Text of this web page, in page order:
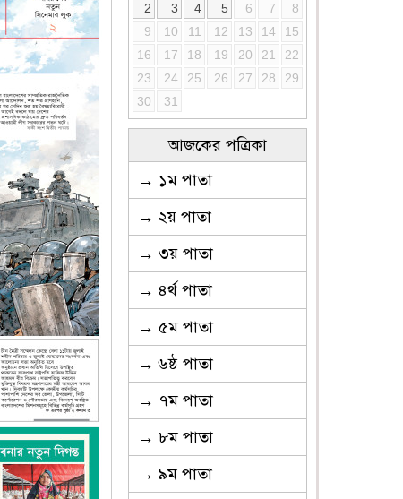
2
3 4 5 6 7
8
9
10 11 12 13 14
15
16
17 18 19 20 21
22
23
24 25 26 27 28
29
30
31
আজকের পত্রিকা
→ ১ম পাতা
→ ২য় পাতা
→ ৩য় পাতা
→ ৪র্থ পাতা
→ ৫ম পাতা
→ ৬ষ্ঠ পাতা
→ ৭ম পাতা
→ ৮ম পাতা
→ ৯ম পাতা